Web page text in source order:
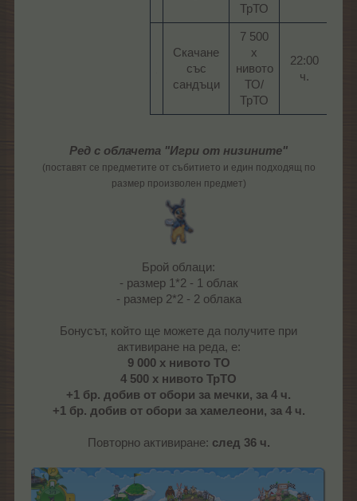
ТрТО​
Скачане
със
сандъци​
7 500
х
нивото
ТО/
ТрТО​
22:00
ч.​
Ред с облачета "Игри от низините"
(поставят се предметите от събитието и един подходящ по
размер произволен предмет)
Брой облаци:
- размер 1*2 - 1 облак
- размер 2*2 - 2 облака
Бонусът, който ще можете да получите при
активиране на реда, е:
9 000 х нивото ТО
4 500 х нивото ТрТО
+1 бр. добив от обори за мечки, за 4 ч.
+1 бр. добив от обори за хамелеони, за 4 ч.
Повторно активиране: след 36 ч.